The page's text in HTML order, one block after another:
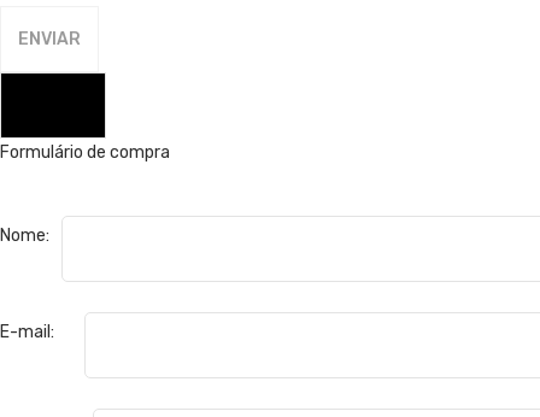
Formulário de compra
Nome:
E-mail: